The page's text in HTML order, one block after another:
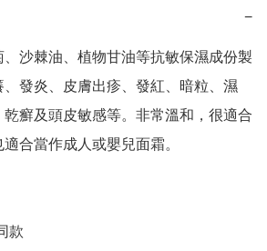
−
沙棘油、植物甘油等抗敏保濕成份製
發炎、皮膚出疹、發紅、暗粒、濕
癬及頭皮敏感等。非常溫和，很適合
合當作成人或嬰兒面霜。
款